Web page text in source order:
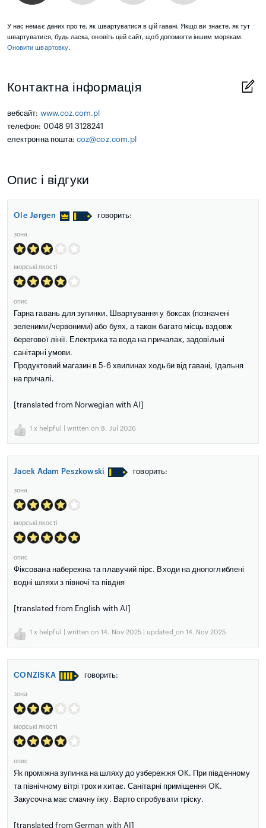
У нас немає даних про те, як швартуватися в цій гавані. Якщо ви знаєте, як тут
швартуватися, будь ласка, оновіть цей сайт, щоб допомогти іншим морякам.
Оновити швартовку.
Контактна інформація
вебсайт: www.coz.com.pl
телефон: 0048 91 3128241
електронна пошта:coz@coz.com.pl
Опис і відгуки
Ole Jørgen говорить:
зона
морські якості
опис
Гарна гавань для зупинки. Швартування у боксах (позначені
зеленими/червоними) або буях, а також багато місць вздовж
берегової лінії. Електрика та вода на причалах, задовільні
санітарні умови.
Продуктовий магазин в 5-6 хвилинах ходьби від гавані, їдальня
на причалі.
[translated from Norwegian with AI]
1 x helpful | written on 8. Jul 2026
Jacek Adam Peszkowski говорить:
зона
морські якості
опис
Фіксована набережна та плавучий пірс. Входи на днопоглиблені
водні шляхи з півночі та півдня
[translated from English with AI]
1 x helpful | written on 14. Nov 2025 | updated_on 14. Nov 2025
CONZISKA говорить:
зона
морські якості
опис
Як проміжна зупинка на шляху до узбережжя OK. При південному
та північному вітрі трохи хитає. Санітарні приміщення OK.
Закусочна має смачну їжу. Варто спробувати тріску.
[translated from German with AI]